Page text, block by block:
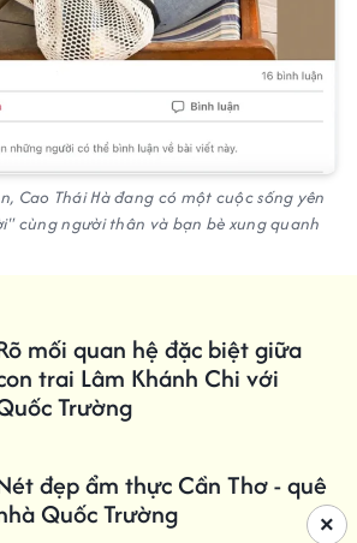
Cao Thái Hà đang có một cuộc sống yên
cùng người thân và bạn bè xung quanh
mối quan hệ đặc biệt giữa
trai Lâm Khánh Chi với
Trường
đẹp ẩm thực Cần Thơ - quê
Quốc Trường
×